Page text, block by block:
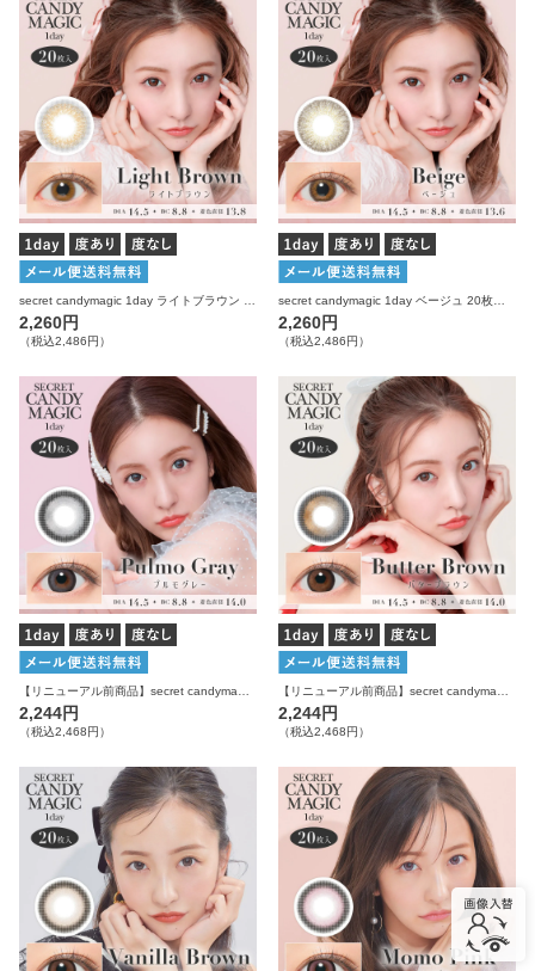
2,260円
（税込2,486円）
2,260円
（税込2,486円）
2,244円
（税込2,468円）
2,244円
（税込2,468円）